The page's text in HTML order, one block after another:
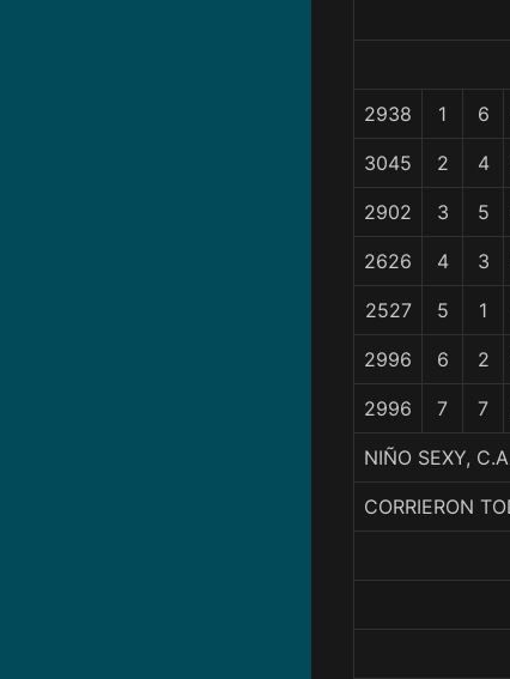
2938 1 6
3045 2 4
2902 3 5
2626 4 3
2527 5 1
2996 6 2
2996 7 7
NIÑO SEXY,
CORRIERON